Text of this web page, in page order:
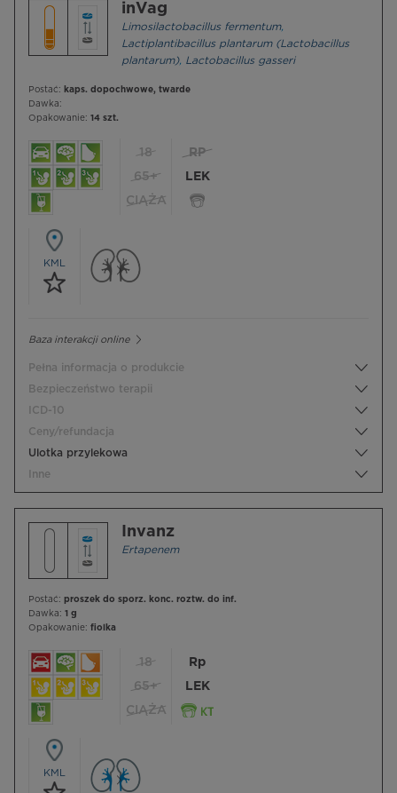
inVag
Limosilactobacillus fermentum,
Lactiplantibacillus plantarum (Lactobacillus
plantarum), Lactobacillus gasseri
Postać: kaps. dopochwowe, twarde
Dawka:
Opakowanie: 14 szt.
18
65+
CIĄŻA
RP
LEK
KML
Baza interakcji online
Pełna informacja o produkcie
Bezpieczeństwo terapii
ICD-10
Ceny/refundacja
Ulotka przylekowa
Inne
Invanz
Ertapenem
Postać: proszek do sporz. konc. roztw. do inf.
Dawka: 1 g
Opakowanie: fiolka
18
65+
CIĄŻA
Rp
LEK
KML